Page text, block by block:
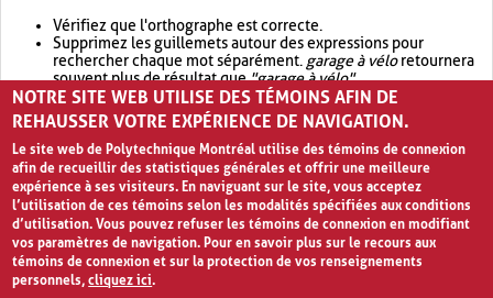
Vérifiez que l'orthographe est correcte.
Supprimez les guillemets autour des expressions pour
rechercher chaque mot séparément. garage à véloretournera
souvent plus de résultat que"garage à vélo".
Envisagez d'élargir votre recherche avec OR.garage OR vélo
retournera souvent plus de résultat quegarage à vélo
NOTRE SITE WEB UTILISE DES TÉMOINS AFIN DE
REHAUSSER VOTRE EXPÉRIENCE DE NAVIGATION.
Le site web de Polytechnique Montréal utilise des témoins de connexion
afin de recueillir des statistiques générales et offrir une meilleure
expérience à ses visiteurs. En naviguant sur le site, vous acceptez
l’utilisation de ces témoins selon les modalités spécifiées aux conditions
d’utilisation. Vous pouvez refuser les témoins de connexion en modifiant
vos paramètres de navigation. Pour en savoir plus sur le recours aux
témoins de connexion et sur la protection de vos renseignements
personnels,cliquez ici.